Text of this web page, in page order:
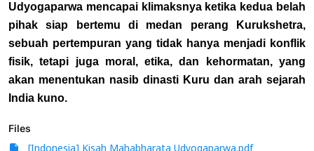
Udyogaparwa mencapai klimaksnya ketika kedua belah
pihak siap bertemu di medan perang Kurukshetra,
sebuah pertempuran yang tidak hanya menjadi konflik
fisik, tetapi juga moral, etika, dan kehormatan, yang
akan menentukan nasib dinasti Kuru dan arah sejarah
India kuno.
Files